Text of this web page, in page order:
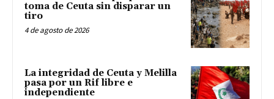
toma de Ceuta sin disparar un
tiro
4 de agosto de 2026
La integridad de Ceuta y Melilla
pasa por un Rif libre e
independiente